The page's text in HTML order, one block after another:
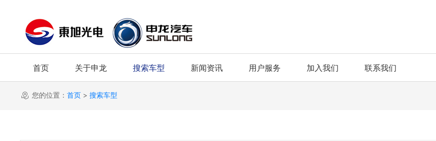
首页 关于申龙 搜索车型 新闻资讯 用户服务 加入我们 联系我们
您的位置： 首页 > 搜索车型